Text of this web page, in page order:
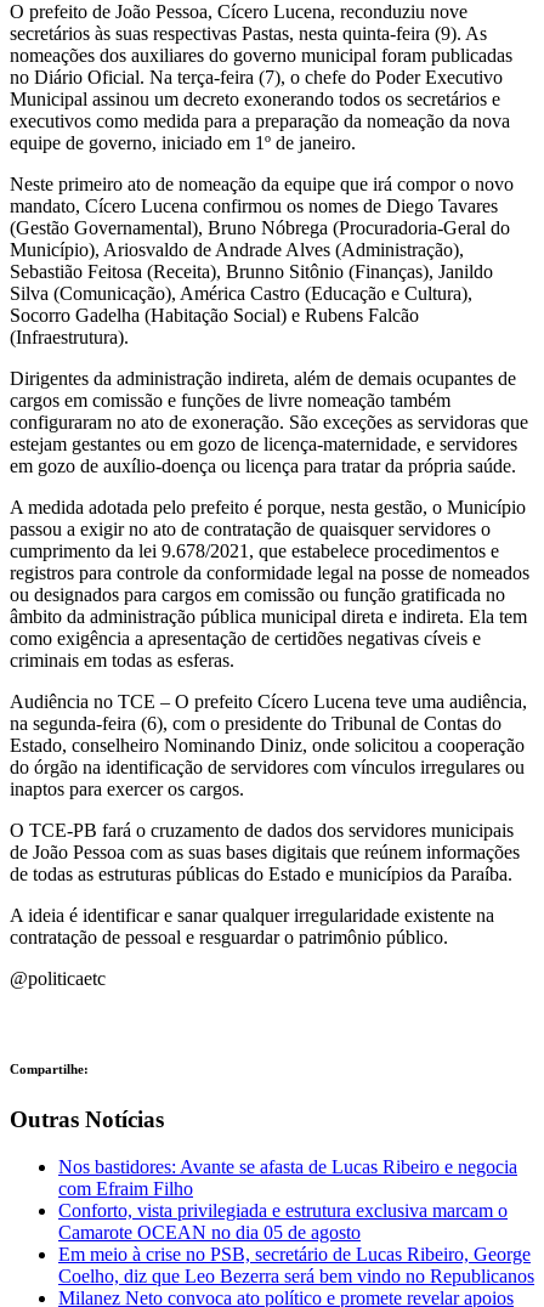
O prefeito de João Pessoa, Cícero Lucena, reconduziu nove
secretários às suas respectivas Pastas, nesta quinta-feira (9). As
nomeações dos auxiliares do governo municipal foram publicadas
no Diário Oficial. Na terça-feira (7), o chefe do Poder Executivo
Municipal assinou um decreto exonerando todos os secretários e
executivos como medida para a preparação da nomeação da nova
equipe de governo, iniciado em 1º de janeiro.
Neste primeiro ato de nomeação da equipe que irá compor o novo
mandato, Cícero Lucena confirmou os nomes de Diego Tavares
(Gestão Governamental), Bruno Nóbrega (Procuradoria-Geral do
Município), Ariosvaldo de Andrade Alves (Administração),
Sebastião Feitosa (Receita), Brunno Sitônio (Finanças), Janildo
Silva (Comunicação), América Castro (Educação e Cultura),
Socorro Gadelha (Habitação Social) e Rubens Falcão
(Infraestrutura).
Dirigentes da administração indireta, além de demais ocupantes de
cargos em comissão e funções de livre nomeação também
configuraram no ato de exoneração. São exceções as servidoras que
estejam gestantes ou em gozo de licença-maternidade, e servidores
em gozo de auxílio-doença ou licença para tratar da própria saúde.
A medida adotada pelo prefeito é porque, nesta gestão, o Município
passou a exigir no ato de contratação de quaisquer servidores o
cumprimento da lei 9.678/2021, que estabelece procedimentos e
registros para controle da conformidade legal na posse de nomeados
ou designados para cargos em comissão ou função gratificada no
âmbito da administração pública municipal direta e indireta. Ela tem
como exigência a apresentação de certidões negativas cíveis e
criminais em todas as esferas.
Audiência no TCE – O prefeito Cícero Lucena teve uma audiência,
na segunda-feira (6), com o presidente do Tribunal de Contas do
Estado, conselheiro Nominando Diniz, onde solicitou a cooperação
do órgão na identificação de servidores com vínculos irregulares ou
inaptos para exercer os cargos.
O TCE-PB fará o cruzamento de dados dos servidores municipais
de João Pessoa com as suas bases digitais que reúnem informações
de todas as estruturas públicas do Estado e municípios da Paraíba.
A ideia é identificar e sanar qualquer irregularidade existente na
contratação de pessoal e resguardar o patrimônio público.
@politicaetc
Compartilhe:
Outras Notícias
Nos bastidores: Avante se afasta de Lucas Ribeiro e negocia
com Efraim Filho
Conforto, vista privilegiada e estrutura exclusiva marcam o
Camarote OCEAN no dia 05 de agosto
Em meio à crise no PSB, secretário de Lucas Ribeiro, George
Coelho, diz que Leo Bezerra será bem vindo no Republicanos
Milanez Neto convoca ato político e promete revelar apoios